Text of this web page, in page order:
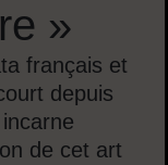
»
français et
depuis
de cet art